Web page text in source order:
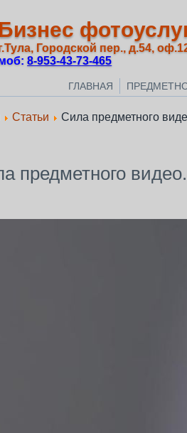
Бизнес
Городской пер., д.54,
8‑953‑43‑73‑465
ГЛАВНАЯ
Статьи Сила предметного
предметного